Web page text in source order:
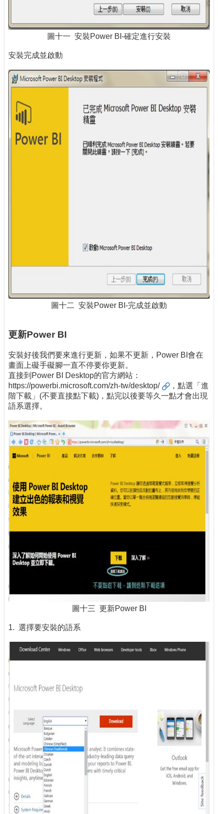
圖十一 安裝Power BI-確定進行安裝
安裝完成並啟動
圖十二 安裝Power BI-完成並啟動
更新Power BI
安裝好後我們要來進行更新，如果不更新，Power BI會在
畫面上礙手礙腳一直不停要你更新。
直接到Power BI Desktop的官方網站：
https://powerbi.microsoft.com/zh-tw/desktop/
，點選「進
階下載」(不要直接點下載)，點完以後要等久一點才會出現
語系選擇。
圖十三 更新Power BI
1. 選擇要安裝的語系